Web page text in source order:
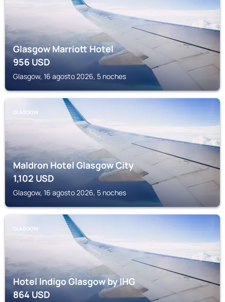
Glasgow Marriott Hotel
956USD
Glasgow, 16 agosto 2026, 5 noches
GLASGOW
Maldron Hotel Glasgow City
1,102USD
Glasgow, 16 agosto 2026, 5 noches
GLASGOW
Hotel Indigo Glasgow by IHG
864USD